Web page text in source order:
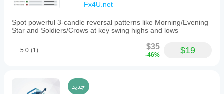
Fx4U.net
Spot powerful 3-candle reversal patterns like Morning/Evening
Star and Soldiers/Crows at key swing highs and lows
5.0 (1) $35
-46% $19
جديد